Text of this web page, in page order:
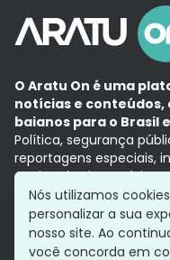
O Aratu On é uma
notícias e conteúdos,
baianos para o Brasil
Política, segurança
reportagens especiais,
Aqui, tudo vira notícia
com a credibilidade do
Grupo Aratu
Política
Nós utilizamos
personalizar a sua
nosso site. Ao
você concorda em